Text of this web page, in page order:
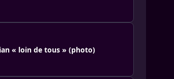
« loin de tous » (photo)